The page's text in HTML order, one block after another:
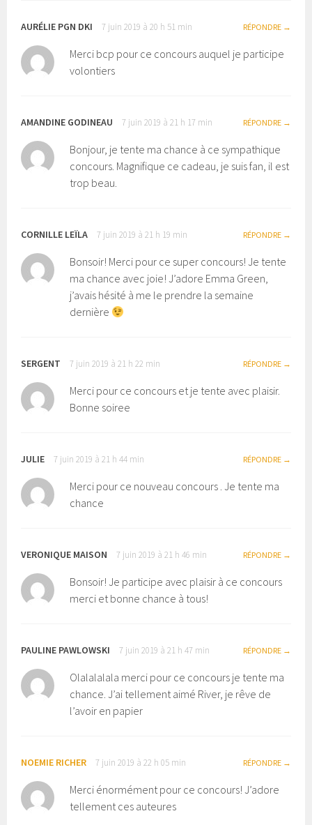
AURÉLIE PGN DKI 7 juin 2019 à 20 h 51 min RÉPONDRE
Merci bcp pour ce concours auquel je participe
volontiers
AMANDINE GODINEAU 7 juin 2019 à 21 h 17 min RÉPONDRE
Bonjour, je tente ma chance à ce sympathique
concours. Magnifique ce cadeau, je suis fan, il est
trop beau.
CORNILLE LEÏLA 7 juin 2019 à 21 h 19 min RÉPONDRE
Bonsoir! Merci pour ce super concours! Je tente
ma chance avec joie! J’adore Emma Green,
j’avais hésité à me le prendre la semaine
dernière
SERGENT 7 juin 2019 à 21 h 22 min RÉPONDRE
Merci pour ce concours et je tente avec plaisir.
Bonne soiree
JULIE 7 juin 2019 à 21 h 44 min RÉPONDRE
Merci pour ce nouveau concours . Je tente ma
chance
VERONIQUE MAISON 7 juin 2019 à 21 h 46 min RÉPONDRE
Bonsoir! Je participe avec plaisir à ce concours
merci et bonne chance à tous!
PAULINE PAWLOWSKI 7 juin 2019 à 21 h 47 min RÉPONDRE
Olalalalala merci pour ce concours je tente ma
chance. J’ai tellement aimé River, je rêve de
l’avoir en papier
NOEMIE RICHER 7 juin 2019 à 22 h 05 min RÉPONDRE
Merci énormément pour ce concours! J’adore
tellement ces auteures